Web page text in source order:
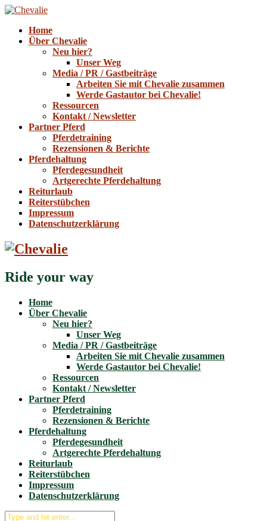
Home
Über Chevalie
Neu hier?
Unser Weg
Media / PR / Gastbeiträge
Arbeiten Sie mit Chevalie zusammen
Werde Gastautor bei Chevalie!
Ressourcen
Kontakt / Newsletter
Partner Pferd
Pferdetraining
Rezensionen & Berichte
Pferdehaltung
Pferdegesundheit
Artgerechte Pferdehaltung
Reiturlaub
Reiterstübchen
Impressum
Datenschutzerklärung
Ride your way
Home
Über Chevalie
Neu hier?
Unser Weg
Media / PR / Gastbeiträge
Arbeiten Sie mit Chevalie zusammen
Werde Gastautor bei Chevalie!
Ressourcen
Kontakt / Newsletter
Partner Pferd
Pferdetraining
Rezensionen & Berichte
Pferdehaltung
Pferdegesundheit
Artgerechte Pferdehaltung
Reiturlaub
Reiterstübchen
Impressum
Datenschutzerklärung